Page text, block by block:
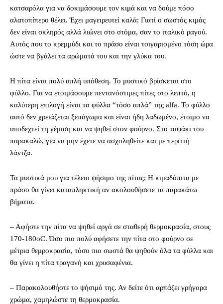
κατσαρόλα για να δοκιμάσουμε τον κιμά και να δούμε πόσο
αλατοπίπερο θέλει. Έχει μαγειρευτεί καλά; Γιατί ο σωστός κιμάς
δεν είναι σκληρός αλλά λιώνει στο στόμα, σαν το ιταλικό ραγού.
Αυτός που το κρεμμύδι και το πράσο είναι τσιγαρισμένο τόση ώρα
ώστε να βγάλει τα αρώματά του και την γλύκα του.
Η πίτα είναι πολύ απλή υπόθεση. Το μυστικό βρίσκεται στο
φύλλο. Για να ετοιμάσουμε πεντανόστιμες πίτες στο λεπτό, η
καλύτερη επιλογή είναι τα φύλλα “τόσο απλά” της alfa. Το φύλλο
αυτό δεν χρειάζεται ξεπάγωμα και είναι ήδη λαδωμένο, έτοιμο να
υποδεχτεί τη γέμιση και να ψηθεί στον φούρνο. Στο ταψάκι του
παρακαλώ, για να μην έχετε να ασχοληθείτε και με περιττή
λάντζα.
Τα μυστικά μου για τέλειο ψήσιμο της πίτας; Η κιμαδόπιτα με
πράσο θα γίνει καταπληκτική αν ακολουθήσετε τα παρακάτω
βήματα.
– Αφήστε την πίτα να ψηθεί αργά σε σταθερή θερμοκρασία, στους
170-180οC. Όσο πιο πολύ αφήσετε την πίτα στο φούρνο σε
μέτρια θεμροκρασία, τόσο πιο σωστά θα ψηθούν όλα τα φύλλα και
θα γίνει η πίτα τραγανή και χρυσαφένια.
– Παρακολουθήστε το ψήσιμό της. Αν δείτε ότι αρπάζει γρήγορα
χρώμα, χαμηλώστε τη θερμοκρασία.